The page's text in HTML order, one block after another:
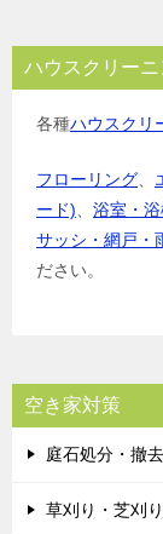
ハウスクリー
各種ハウスクリ
フローリング、
ード)、 浴室・
サッシ・網戸・
ださい。
空き家対策
庭石処分・撤去
草刈り・芝刈